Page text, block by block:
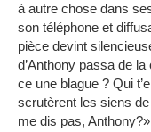
à autre chose dans
son téléphone et
pièce devint
d’Anthony passa de
ce une blague ? Qui
scrutèrent les siens
me dis pas, Anthony?»